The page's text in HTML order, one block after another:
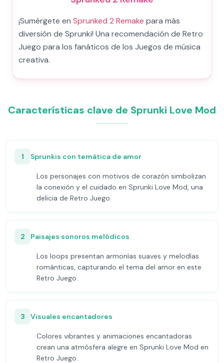
¡Sumérgete en Sprunked 2 Remake para más
diversión de Sprunki! Una recomendación de Retro
Juego para los fanáticos de los Juegos de música
creativa.
Características clave de Sprunki Love Mod
1 Sprunkis con temática de amor
Los personajes con motivos de corazón simbolizan
la conexión y el cuidado en Sprunki Love Mod, una
delicia de Retro Juego.
2 Paisajes sonoros melódicos
Los loops presentan armonías suaves y melodías
románticas, capturando el tema del amor en este
Retro Juego.
3 Visuales encantadores
Colores vibrantes y animaciones encantadoras
crean una atmósfera alegre en Sprunki Love Mod en
Retro Juego.